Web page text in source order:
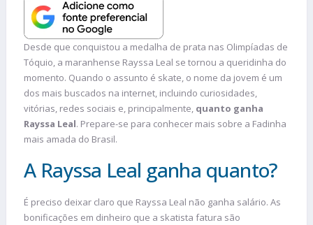
Desde que conquistou a medalha de prata nas Olimpíadas de
Tóquio, a maranhense Rayssa Leal se tornou a queridinha do
momento. Quando o assunto é skate, o nome da jovem é um
dos mais buscados na internet, incluindo curiosidades,
vitórias, redes sociais e, principalmente, quanto ganha
Rayssa Leal. Prepare-se para conhecer mais sobre a Fadinha
mais amada do Brasil.
A Rayssa Leal ganha quanto?
É preciso deixar claro que Rayssa Leal não ganha salário. As
bonificações em dinheiro que a skatista fatura são